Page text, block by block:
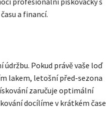
a financí.
Pokud právě vaše loď
lakem, letošní před-sezona
zaručuje optimální
docílíme v krátkém čase